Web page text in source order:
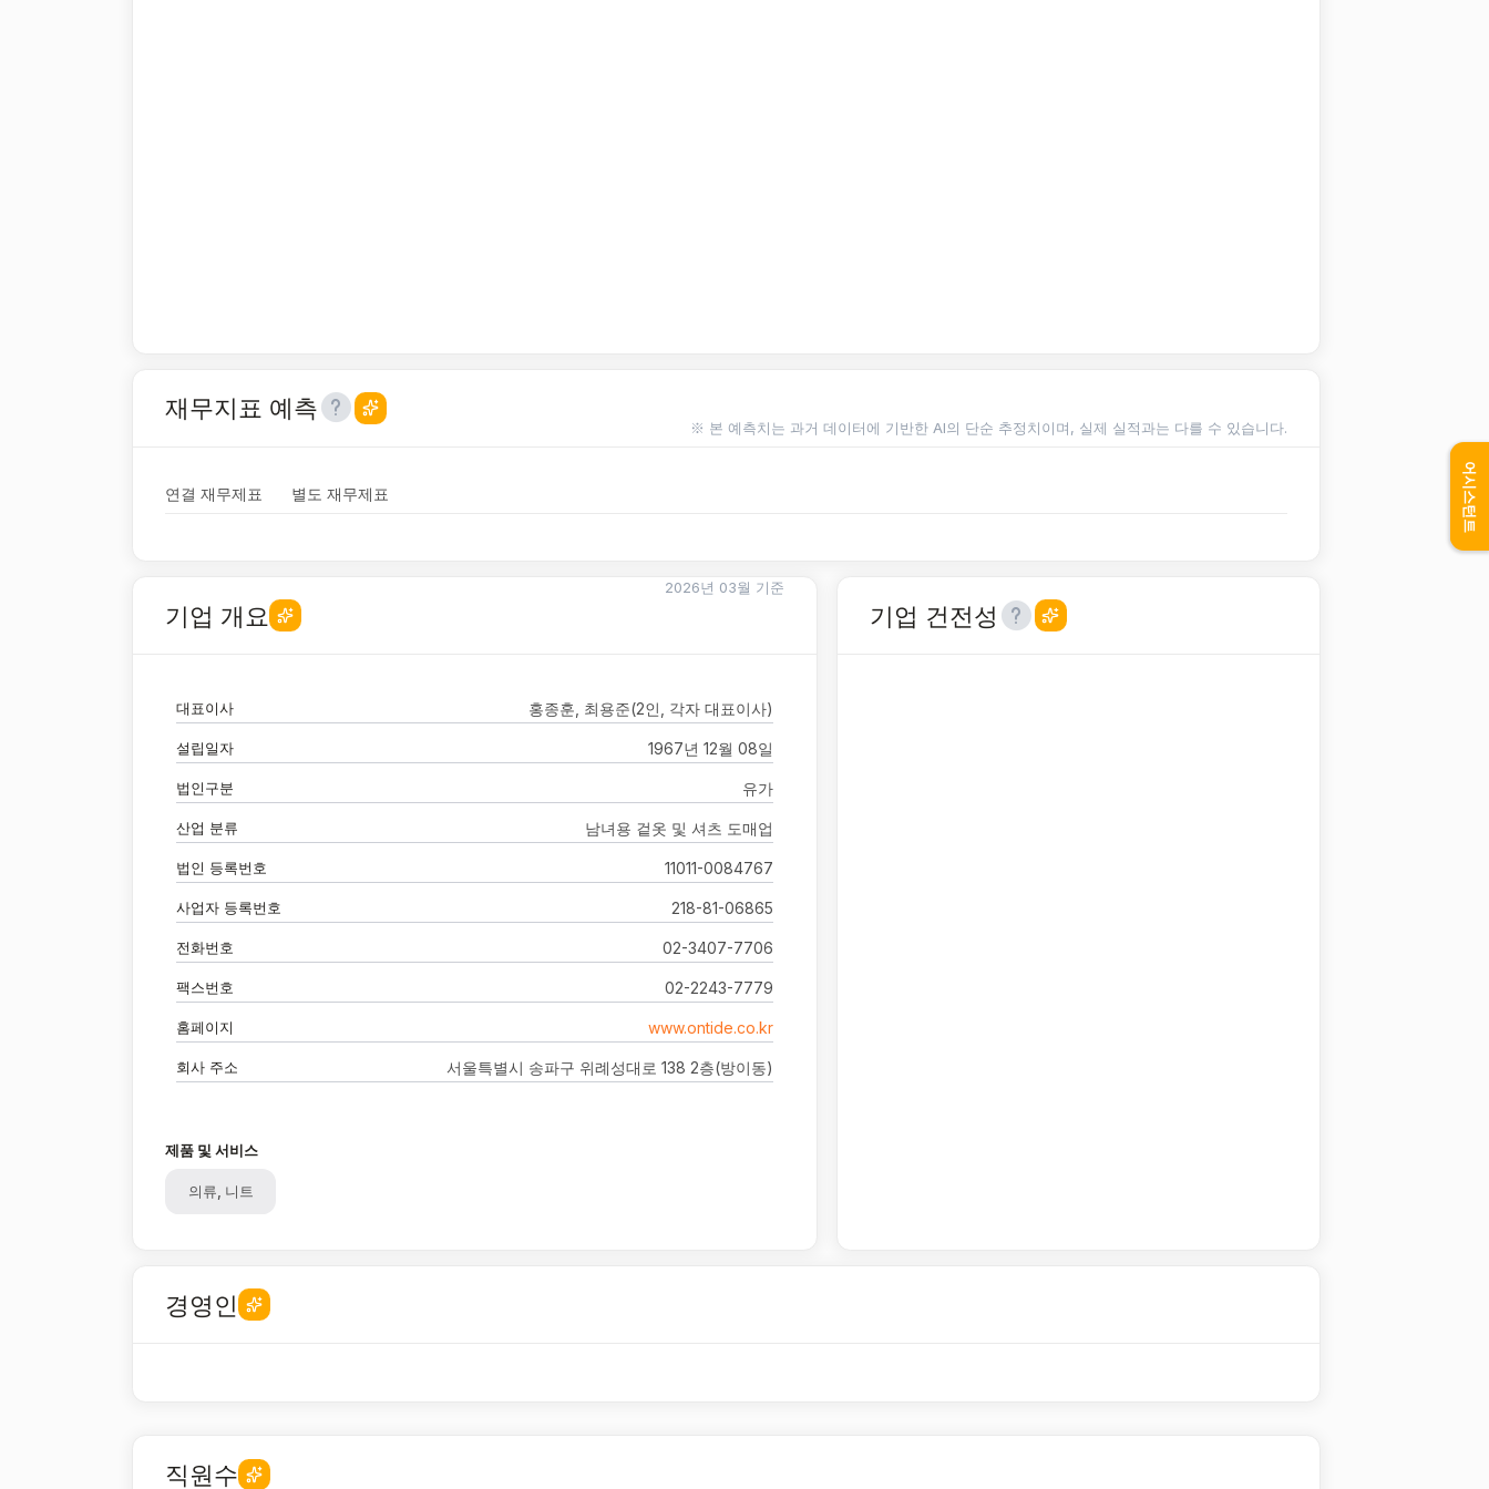
재무지표 예측
※ 본 예측치는 과거 데이터에 기반한 AI의 단순 추정치이며, 실제 실적과는 다를 수 있습니다.
연결 재무제표 별도 재무제표
기업 개요
2026년 03월 기준
대표이사 홍종훈, 최용준(2인, 각자 대표이사)
설립일자 1967년 12월 08일
법인구분 유가
산업 분류 남녀용 겉옷 및 셔츠 도매업
법인 등록번호 11011-0084767
사업자 등록번호 218-81-06865
전화번호 02-3407-7706
팩스번호 02-2243-7779
홈페이지 www.ontide.co.kr
회사 주소 서울특별시 송파구 위례성대로 138 2층(방이동)
제품 및 서비스
의류, 니트
기업 건전성
경영인
직원수
어시스턴트